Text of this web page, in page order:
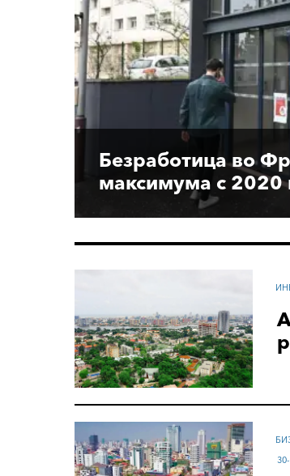
Безработица во
максимума с 2020